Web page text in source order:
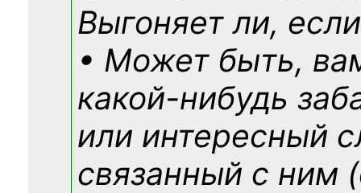
Выгоняет ли,
• Может быть,
какой-нибудь
или интересный
связанный с ним